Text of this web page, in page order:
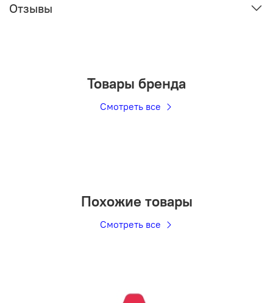
Отзывы
Товары бренда
Смотреть все
Похожие товары
Смотреть все